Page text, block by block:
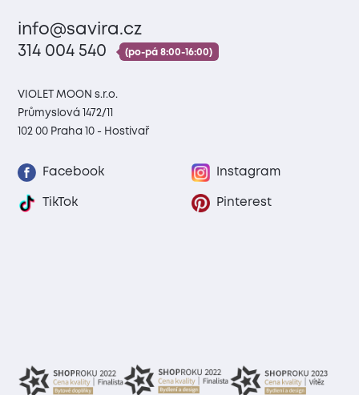
info@savira.cz
314 004 540
(po-pá 8:00-16:00)
VIOLET MOON s.r.o.
Průmyslová 1472/11
102 00 Praha 10 - Hostivař
Facebook Instagram
TikTok Pinterest